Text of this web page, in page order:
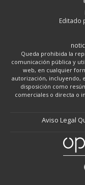
Editado
Queda prohibida la
comunicación pública y
web, en cualquier
autorización, incluyendo,
disposición como
comerciales o directa o
Aviso Legal